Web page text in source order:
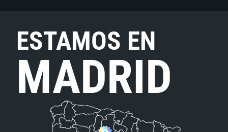
ESTAMOS EN
MADRID